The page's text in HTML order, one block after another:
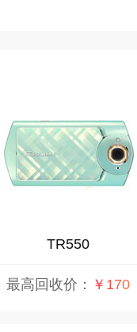
TR550
最高回收价： ￥170